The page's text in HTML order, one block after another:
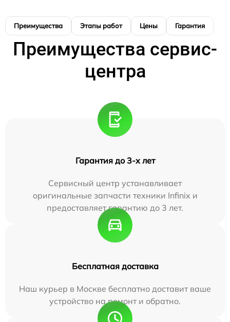
Преимущества Этапы работ Цены Гарантия
Преимущества сервис-
центра
Гарантия до 3-х лет
Сервисный центр устанавливает
оригинальные запчасти техники Infinix и
предоставляет гарантию до 3 лет.
Бесплатная доставка
Наш курьер в Москве бесплатно доставит ваше
устройство на ремонт и обратно.